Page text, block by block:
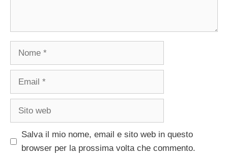
Nome
Email
Sito
Salva il mio nome, email e sito web in questo
browser per la prossima volta che commento.